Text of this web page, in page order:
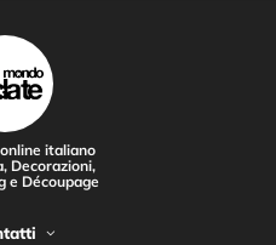
italiano
Decorazioni,
e Découpage